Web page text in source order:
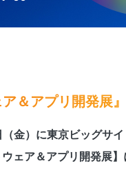
＆アプリ開発展
金）に東京ビッグサ
ェア＆アプリ開発展】